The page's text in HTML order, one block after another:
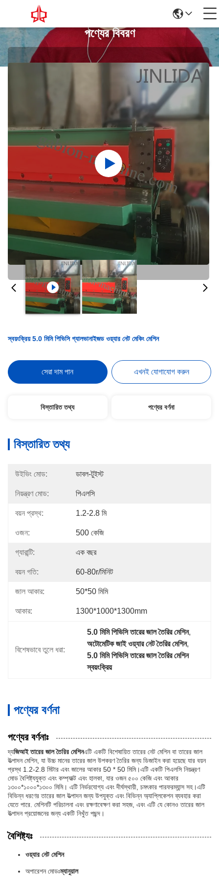
পণ্যের বিবরণ
স্বয়ংক্রিয় 5.0 মিমি পিভিসি গ্যালভানাইজড ওয়্যার নেট মেকিং মেশিন
সেরা দাম পান এখনই যোগাযোগ করুন
বিস্তারিত তথ্য পণ্যের বর্ণনা
বিস্তারিত তথ্য
উইভিং মোড: ডাবল-টুইস্ট
নিয়ন্ত্রণ মোড: পিএলসি
বয়ন প্রস্থ: 1.2-2.8 মি
ওজন: 500 কেজি
গ্যারান্টি: এক বছর
বয়ন গতি: 60-80r/মিনিট
জাল আকার: 50*50 মিমি
আকার: 1300*1000*1300mm
বিশেষভাবে তুলে ধরা:
5.0 মিমি পিভিসি তারের জাল তৈরির মেশিন,
অটোমেটিক জাই ওয়্যার নেট তৈরির মেশিন,
5.0 মিমি পিভিসি তারের জাল তৈরির মেশিন
স্বয়ংক্রিয়
পণ্যের বর্ণনা
পণ্যের বর্ণনাঃ
দ্যজিআই তারের জাল তৈরির মেশিনএটি একটি বিশেষায়িত তারের নেট মেশিন বা তারের জাল
উত্পাদন মেশিন, যা উচ্চ মানের তারের জাল উপকরণ তৈরির জন্য ডিজাইন করা হয়েছে যার বয়ন
প্রস্থ 1.2-2.8 মিটার এবং জালের আকার 50 * 50 মিমি।এটি একটি পিএলসি নিয়ন্ত্রণ
মোড বৈশিষ্ট্যযুক্ত এবং কম্প্যাক্ট এবং হালকা, যার ওজন ৫০০ কেজি এবং আকার
১৩০০*১০০০*১৩০০ মিমি। এটি নির্ভরযোগ্য এবং দীর্ঘস্থায়ী, চমৎকার পারফরম্যান্স সহ।এটি
বিভিন্ন ধরণের তারের জাল উত্পাদন জন্য উপযুক্ত এবং বিভিন্ন অ্যাপ্লিকেশন ব্যবহার করা
যেতে পারে. মেশিনটি পরিচালনা এবং রক্ষণাবেক্ষণ করা সহজ, এবং এটি যে কোনও তারের জাল
উত্পাদন প্রয়োজনের জন্য একটি নিখুঁত পছন্দ।
বৈশিষ্ট্যঃ
ওয়্যার নেট মেশিন
অপারেশন মোডঃম্যানুয়াল